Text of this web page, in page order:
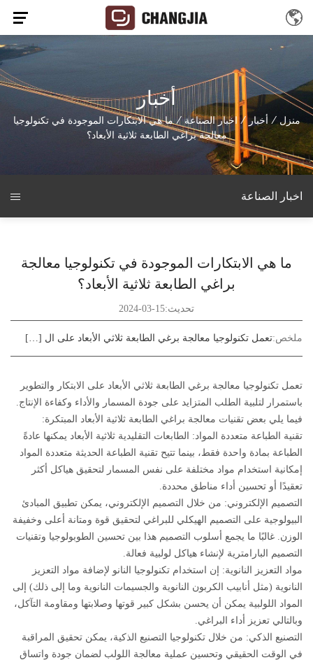
أخبار
منزل / أخبار/اخبار الصناعة/ما هي الابتكارات الموجودة في تكنولوجيا
معالجة براغي الطابعة ثلاثية الأبعاد؟
اخبار الصناعة
ما هي الابتكارات الموجودة في تكنولوجيا معالجة
براغي الطابعة ثلاثية الأبعاد؟
تحديث:15-03-2024
ملخص:تعمل تكنولوجيا معالجة برغي الطابعة ثلاثي الأبعاد على ال […]
تعمل تكنولوجيا معالجة برغي الطابعة ثلاثي الأبعاد على الابتكار والتطوير
باستمرار لتلبية الطلب المتزايد على جودة المسمار والأداء وكفاءة الإنتاج.
فيما يلي بعض تقنيات معالجة براغي الطابعة ثلاثية الأبعاد المبتكرة:
تقنية الطباعة متعددة المواد: الطابعات التقليدية ثلاثية الأبعاد يمكنها عادةً
الطباعة بمادة واحدة فقط، بينما تتيح تقنية الطباعة الحديثة متعددة المواد
إمكانية استخدام مواد مختلفة على نفس المسمار لتحقيق هياكل أكثر
تعقيدًا أو تحسين أداء مناطق محددة.
التصميم الإلكتروني: من خلال التصميم الإلكتروني، يمكن تطبيق المبادئ
البيولوجية على التصميم الهيكلي للبراغي لتحقيق قوة ومتانة أعلى وخفيفة
الوزن. غالبًا ما يجمع أسلوب التصميم هذا بين تحسين الطوبولوجيا وتقنيات
التصميم البارامترية لإنشاء هياكل لولبية فعالة.
مواد التعزيز النانوية: إن استخدام تكنولوجيا النانو لإضافة مواد التعزيز
النانوية (مثل أنابيب الكربون النانوية والجسيمات النانوية وما إلى ذلك) إلى
المواد اللولبية يمكن أن يحسن بشكل كبير قوتها وصلابتها ومقاومة التآكل،
وبالتالي تعزيز أداء البراغي.
التصنيع الذكي: من خلال تكنولوجيا التصنيع الذكية، يمكن تحقيق المراقبة
في الوقت الحقيقي وتحسين عملية معالجة اللولب لضمان جودة واتساق